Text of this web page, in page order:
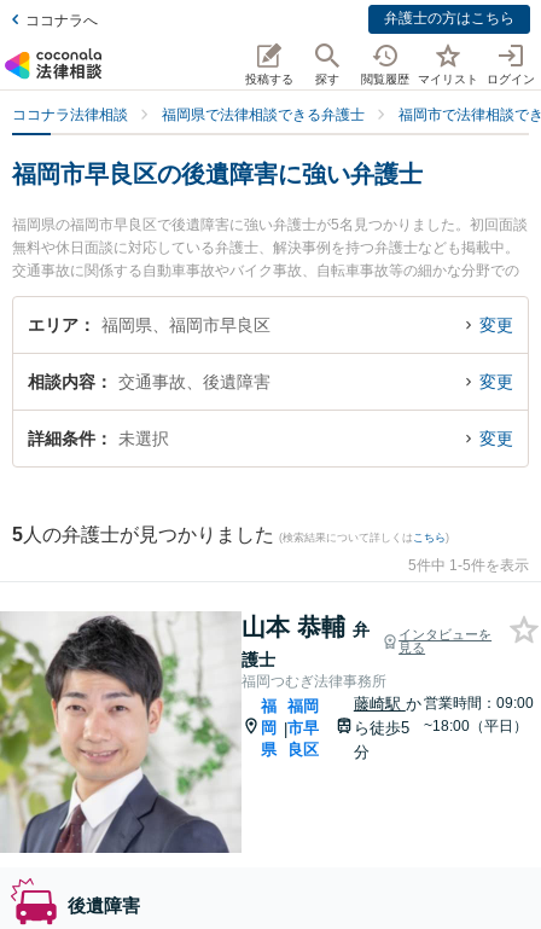
ココナラへ 弁護士の方はこちら
投稿する 探す 閲覧履歴 マイリスト ログイン
ココナラ法律相談 福岡県で法律相談できる弁護士 福岡市で法律相談で
福岡市早良区の後遺障害に強い弁護士
福岡県の福岡市早良区で後遺障害に強い弁護士が5名見つかりました。初回面談
無料や休日面談に対応している弁護士、解決事例を持つ弁護士なども掲載中。
交通事故に関係する自動車事故やバイク事故、自転車事故等の細かな分野での
絞り込み検索もでき便利です。特に福岡つむぎ法律事務所の山本 恭輔弁護士や
日の出総合法律事務所の下村 訓弘弁護士、平田すぐる法律事務所の平田 卓弁護
たい』『後遺障害のトラブル解決の実績豊富な近くの弁護士を検索したい』
『初回相談無料で後遺障害を法律相談できる福岡市早良区内の弁護士に相談予
約したい』などでお困りの相談者さんにおすすめです。
エリア 福岡県、福岡市早良区 変更
相談内容 交通事故、後遺障害 変更
詳細条件 未選択 変更
5 人の弁護士が見つかりました (検索結果について詳しくは こちら)
5件中 1-5件を表示
山本 恭輔 弁
護士
インタビューを
見る
福岡つむぎ法律事務所
福
岡
県
|
福岡
市早
良区
藤崎駅 か
ら徒歩5
分
営業時間：09:00
~18:00（平日）
後遺障害